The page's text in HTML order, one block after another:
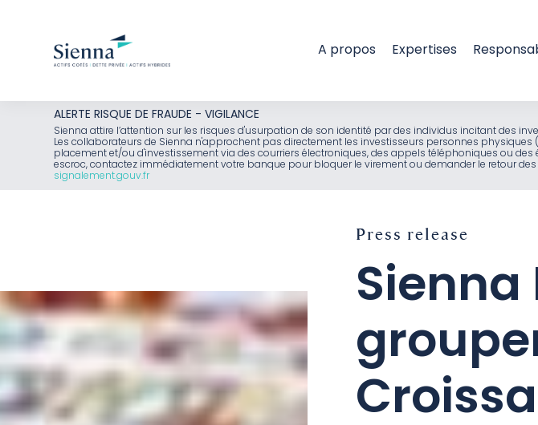
contenu
A propos Expertises
ALERTE RISQUE DE FRAUDE - VIGILANCE
Sienna attire l’attention sur les risques d'usurpation de son identité par des individus incitant des
Les collaborateurs de Sienna n'approchent pas directement les investisseurs personnes
placement et/ou d'investissement via des courriers électroniques, des appels téléphoniques ou
escroc, contactez immédiatement votre banque pour bloquer le virement ou demander le retour
signalement.gouv.fr
Press release
Sienna